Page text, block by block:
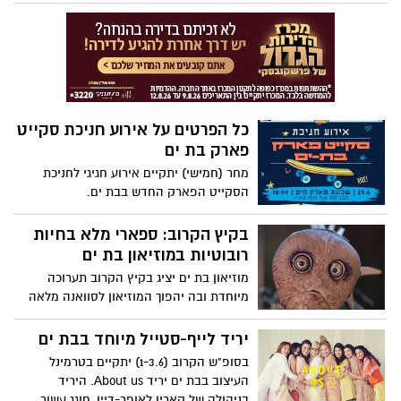
בת-ים, יבנה, גדרה, רמלה, לוד, אזור ועוד
ערכות החייאה מתקדמות והצטרפו לכונני
התגובה המיידית של מד"א.
כל הפרטים על אירוע חניכת סקייט
פארק בת ים
מחר (חמישי) יתקיים אירוע חגיגי לחניכת
הסקייט הפארק החדש בבת ים.
בקיץ הקרוב: ספארי מלא בחיות
רובוטיות במוזיאון בת ים
מוזיאון בת ים יציג בקיץ הקרוב תערוכה
מיוחדת ובה יהפוך המוזיאון לסוואנה מלאה
בחיות רובוטיות.
יריד לייף-סטייל מיוחד בבת ים
בסופ"ש הקרוב (1-3.6) יתקיים בטרמינל
העיצוב בבת ים יריד About us. היריד